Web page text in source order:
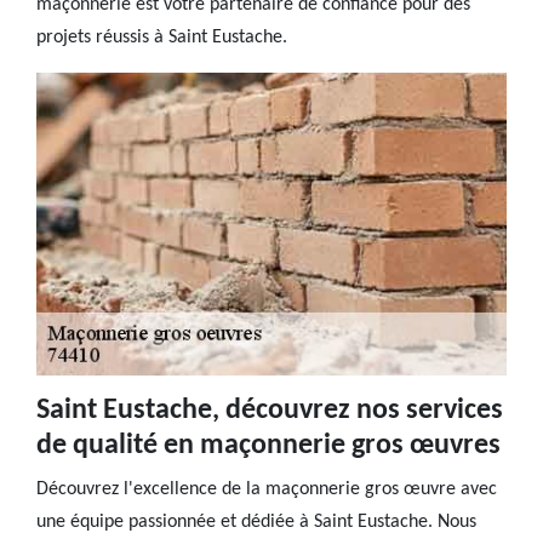
maçonnerie est votre partenaire de confiance pour des
projets réussis à Saint Eustache.
Saint Eustache, découvrez nos services
de qualité en maçonnerie gros œuvres
Découvrez l'excellence de la maçonnerie gros œuvre avec
une équipe passionnée et dédiée à Saint Eustache. Nous